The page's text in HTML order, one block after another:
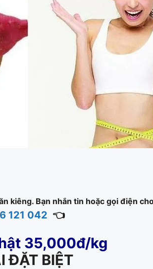
kiêng. Bạn nhắn tin hoặc gọi điện
121 042 👈
35,000đ/kg
ĐẶT BIỆT